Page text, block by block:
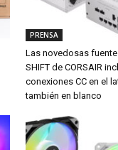
PRENSA
Las novedosas
SHIFT de CORSAIR
conexiones CC en el
también en blanco